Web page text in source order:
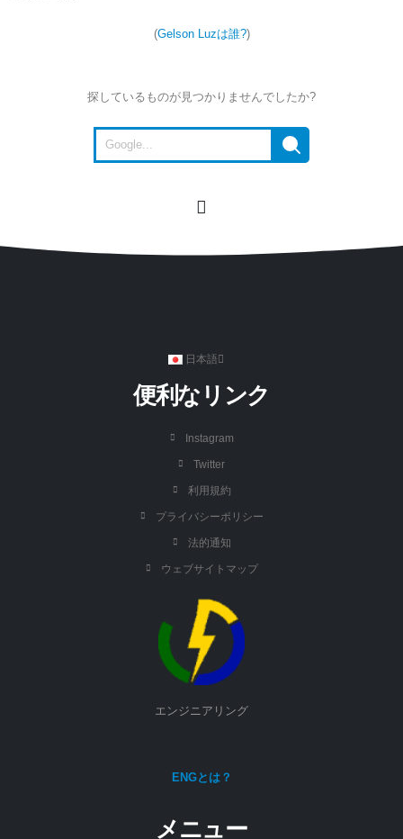
(Gelson Luzは誰?)
探しているものが見つかりませんでしたか?
日本語
便利なリンク
Instagram
Twitter
利用規約
プライバシーポリシー
法的通知
ウェブサイトマップ
エンジニアリング
ENGとは？
メニュー